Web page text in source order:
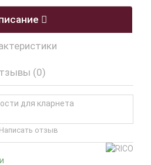
(0)
Написать отзыв